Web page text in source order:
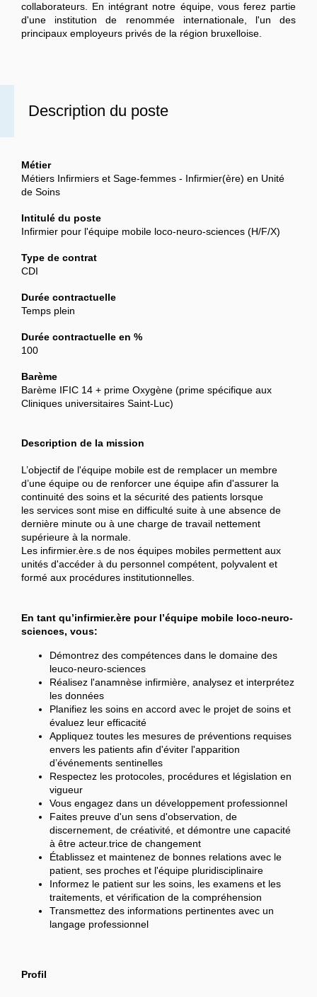
Description du poste
Métier
Métiers Infirmiers et Sage-femmes - Infirmier(ère) en Unité
de Soins
Intitulé du poste
Infirmier pour l'équipe mobile loco-neuro-sciences (H/F/X)
Type de contrat
CDI
Durée contractuelle
Temps plein
Durée contractuelle en %
100
Barème
Barème IFIC 14 + prime Oxygène (prime spécifique aux
Cliniques universitaires Saint-Luc)
Description de la mission
L’objectif de l'équipe mobile est de remplacer un membre
d’une équipe ou de renforcer une équipe afin d'assurer la
continuité des soins et la sécurité des patients lorsque
les services sont mise en difficulté suite à une absence de
dernière minute ou à une charge de travail nettement
supérieure à la normale.
Les infirmier.ère.s de nos équipes mobiles permettent aux
unités d'accéder à du personnel compétent, polyvalent et
formé aux procédures institutionnelles.
En tant qu’infirmier.ère pour l’équipe mobile loco-neuro-
sciences, vous:
Démontrez des compétences dans le domaine des
leuco-neuro-sciences
Réalisez l'anamnèse infirmière, analysez et interprétez
les données
Planifiez les soins en accord avec le projet de soins et
évaluez leur efficacité
Appliquez toutes les mesures de préventions requises
envers les patients afin d'éviter l'apparition
d’événements sentinelles
Respectez les protocoles, procédures et législation en
vigueur
Vous engagez dans un développement professionnel
Faites preuve d'un sens d'observation, de
discernement, de créativité, et démontre une capacité
à être acteur.trice de changement
Établissez et maintenez de bonnes relations avec le
patient, ses proches et l'équipe pluridisciplinaire
Informez le patient sur les soins, les examens et les
traitements, et vérification de la compréhension
Transmettez des informations pertinentes avec un
langage professionnel
Profil
collaborateurs. En intégrant notre équipe, vous ferez partie
d'une institution de renommée internationale, l'un des
principaux employeurs privés de la région bruxelloise.